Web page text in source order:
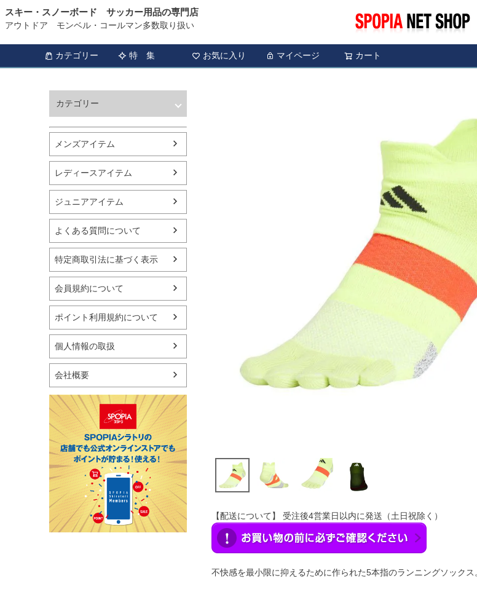
スキー・スノーボード サッカー用品の専門店
アウトドア モンベル・コールマン多数取り扱い
カテゴリー 特 集 お気に入り マイページ カート
カテゴリー
バスケットボール
シューズ
ランニング用品
スポーツアパレル
テニス
バレーボール
フィットネス用品
スイミング用品
マリン
スケートボード
野球・ソフトボール
ゴルフ
卓球用品
バッグ・サングラス
ハンドボール用品
ラグビー用品
グランドゴルフ
メンズアイテム
レディースアイテム
ジュニアアイテム
よくある質問について
特定商取引法に基づく表示
会員規約について
ポイント利用規約について
個人情報の取扱
会社概要
【配送について】 受注後4営業日以内に発送（土日祝除く）
不快感を最小限に抑えるために作られた5本指のランニングソックス